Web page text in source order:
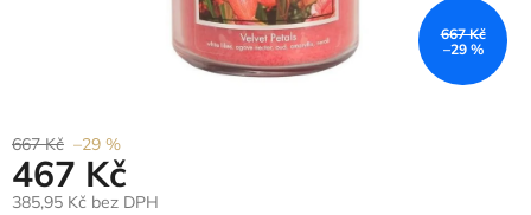
667 Kč
–29 %
667 Kč –29 %
467 Kč
385,95 Kč bez DPH